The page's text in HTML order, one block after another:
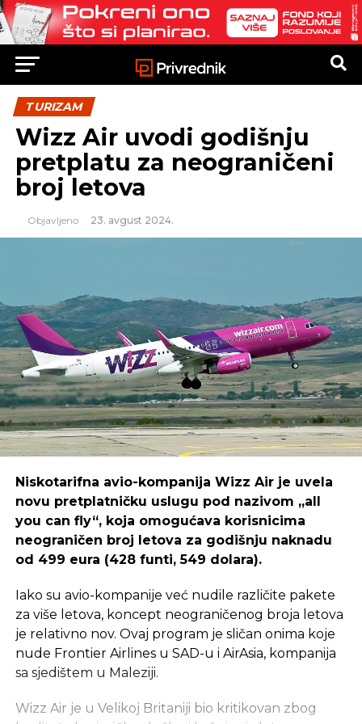
TURIZAM
Wizz Air uvodi godišnju
pretplatu za neograničeni
broj letova
Objavljeno 23. avgust 2024.
Niskotarifna avio-kompanija Wizz Air je uvela
novu pretplatničku uslugu pod nazivom „all
you can fly“, koja omogućava korisnicima
neograničen broj letova za godišnju naknadu
od 499 eura (428 funti, 549 dolara).
Iako su avio-kompanije već nudile različite pakete
za više letova, koncept neograničenog broja letova
je relativno nov. Ovaj program je sličan onima koje
nude Frontier Airlines u SAD-u i AirAsia, kompanija
sa sjedištem u Maleziji.
Wizz Air je u Velikoj Britaniji bio kritikovan zbog